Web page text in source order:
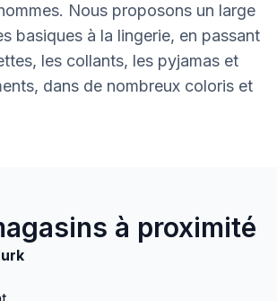
Nous proposons un large
basiques à la lingerie, en passant
les collants, les pyjamas et
dans de nombreux coloris et
à proximité